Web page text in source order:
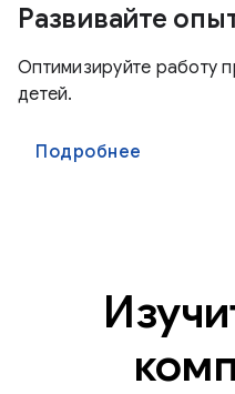
Развивайте
Оптимизируйте работу
детей.
Подробнее